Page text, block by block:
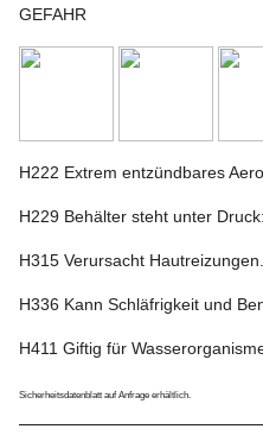
GEFAHR
H222 Extrem entzündbares
H229 Behälter steht unter
H315 Verursacht Hautreizungen.
H336 Kann Schläfrigkeit und
H411 Giftig für
Sicherheitsdatenblatt auf Anfrage erhältlich.